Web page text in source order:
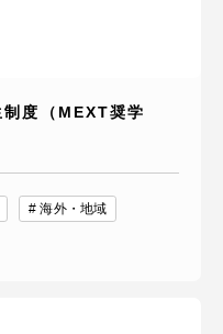
度（MEXT奨学
海外・地域